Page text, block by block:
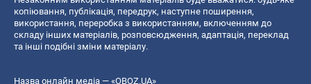
копiювання, публiкацiя, передрук, наступне поширення,
використання, переробка з використанням, включенням до
складу інших матеріалів, розповсюдження, адаптація, переклад
та інші подібні зміни матеріалу.
Назва онлайн медіа — «OBOZ.UA»